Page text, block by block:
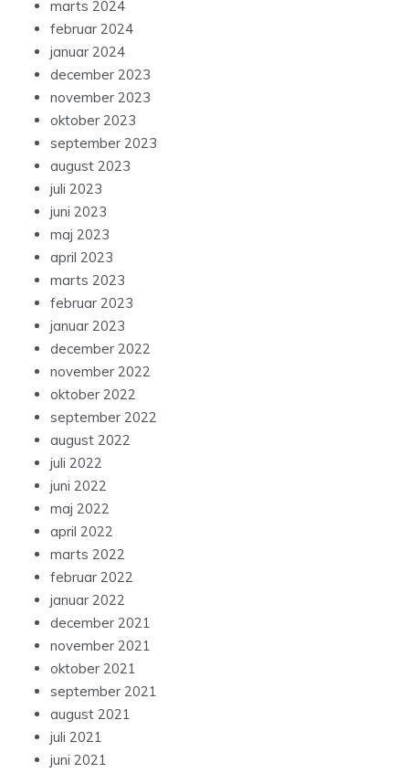
marts 2024
februar 2024
januar 2024
december 2023
november 2023
oktober 2023
september 2023
august 2023
juli 2023
juni 2023
maj 2023
april 2023
marts 2023
februar 2023
januar 2023
december 2022
november 2022
oktober 2022
september 2022
august 2022
juli 2022
juni 2022
maj 2022
april 2022
marts 2022
februar 2022
januar 2022
december 2021
november 2021
oktober 2021
september 2021
august 2021
juli 2021
juni 2021